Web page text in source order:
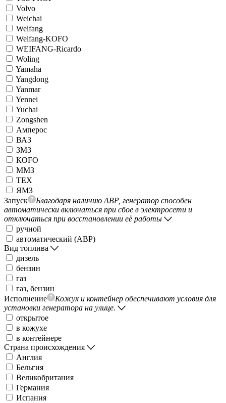
Volvo
Weichai
Weifang
Weifang-KOFO
WEIFANG-Ricardo
Woling
Yamaha
Yangdong
Yanmar
Yennei
Yuchai
Zongshen
Амперос
ВАЗ
ЗМЗ
КОFO
ММЗ
ТЕХ
ЯМЗ
Запуск
Благодаря наличию АВР, генератор способен
автоматически включаться при сбое в электросети и
отключаться при восстановлении её работы
ручной
автоматический (АВР)
Вид топлива
дизель
бензин
газ
газ, бензин
Исполнение
Кожух и контейнер обеспечивают условия для
установки генератора на улице.
открытое
в кожухе
в контейнере
Страна происхождения
Англия
Бельгия
Великобритания
Германия
Испания